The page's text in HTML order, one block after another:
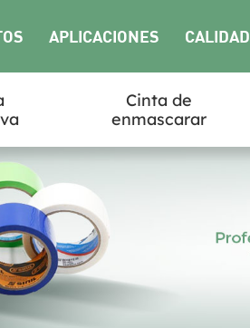
APLICACIONES CALIDAD
Cinta de
enmascarar